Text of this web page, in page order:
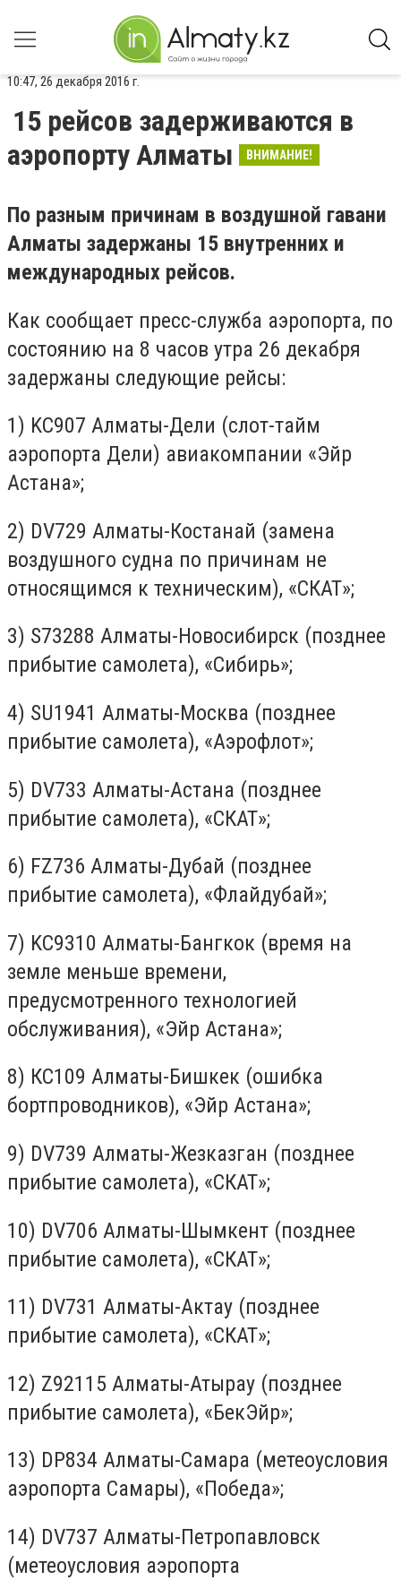
10:47, 26 декабря 2016 г.
15 рейсов задерживаются в
аэропорту Алматы
ВНИМАНИЕ!
По разным причинам в воздушной гавани
Алматы задержаны 15 внутренних и
международных рейсов.
Как сообщает пресс-служба аэропорта, по
состоянию на 8 часов утра 26 декабря
задержаны следующие рейсы:
1) KC907 Алматы-Дели (слот-тайм
аэропорта Дели) авиакомпании «Эйр
Астана»;
2) DV729 Алматы-Костанай (замена
воздушного судна по причинам не
относящимся к техническим), «СКАТ»;
3) S73288 Алматы-Новосибирск (позднее
прибытие самолета), «Сибирь»;
4) SU1941 Алматы-Москва (позднее
прибытие самолета), «Аэрофлот»;
5) DV733 Алматы-Астана (позднее
прибытие самолета), «СКАТ»;
6) FZ736 Алматы-Дубай (позднее
прибытие самолета), «Флайдубай»;
7) KC9310 Алматы-Бангкок (время на
земле меньше времени,
предусмотренного технологией
обслуживания), «Эйр Астана»;
8) КС109 Алматы-Бишкек (ошибка
бортпроводников), «Эйр Астана»;
9) DV739 Алматы-Жезказган (позднее
прибытие самолета), «СКАТ»;
10) DV706 Алматы-Шымкент (позднее
прибытие самолета), «СКАТ»;
11) DV731 Алматы-Актау (позднее
прибытие самолета), «СКАТ»;
12) Z92115 Алматы-Атырау (позднее
прибытие самолета), «БекЭйр»;
13) DP834 Алматы-Самара (метеоусловия
аэропорта Самары), «Победа»;
14) DV737 Алматы-Петропавловск
(метеоусловия аэропорта